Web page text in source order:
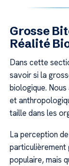
Grosse
Réalité
Dans cette
savoir si la
biologique.
et
taille dans les
La perception
particulièrement
populaire, mais